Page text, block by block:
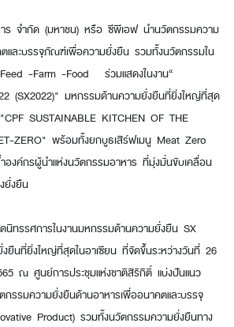
ร จำกัด (มหาชน) หรือ ซีพีเอฟ นำนวัตกรรมความ
และบรรจุภัณฑ์เพื่อความยั่งยืน รวมทั้งนวัตกรรมใน
-Farm -Food ร่วมแสดงในงาน“
(SX2022)" มหกรรมด้านความยั่งยืนที่ยิ่งใหญ่ที่สุด
SUSTAINABLE KITCHEN OF THE
ZERO" พร้อมทั้งยกบูธเสิร์ฟเมนู Meat Zero
องค์กรผู้นำแห่งนวัตกรรมอาหาร ที่มุ่งมั่นขับเคลื่อน
อย่างยั่งยืน
นิทรรศการในงานมหกรรมด้านความยั่งยืน SX
ยืนที่ยิ่งใหญ่ที่สุดในอาเซียน ที่จัดขึ้นระหว่างวันที่ 26
ณ ศูนย์การประชุมแห่งชาติสิริกิติ์ แบ่งปันแนว
รรมความยั่งยืนด้านอาหารเพื่ออนาคตและบรรจุ
Product) รวมทั้งนวัตกรรมความยั่งยืนทาง